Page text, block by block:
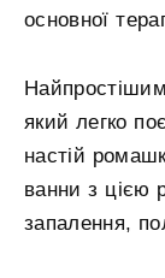
основної
який легко
настій
ванни з цією
запалення,